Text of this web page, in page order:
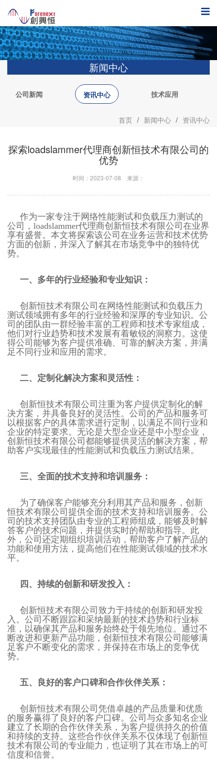
新闻中心
公司新闻 资讯中心 技术应用
首页 / 新闻中心 / 资讯中心
探索loadslammer代理商创新恒技术有限公司的
优势
时间：2023-07-08 来源：
作为一家专注于网络性能测试和负载压力测试的
公司，loadslammer代理商创新恒技术有限公司在业界
享有盛誉。本文将探索该公司在业务运营和技术优势
方面的创新，并深入了解其在市场竞争中的独特优
势。
一、多年的行业经验和专业知识：
创新恒技术有限公司在网络性能测试和负载压力
测试领域拥有多年的行业经验和深厚的专业知识。公
司的团队由一群经验丰富的工程师和技术专家组成，
他们对行业趋势和技术发展有着敏锐的洞察力。这使
得公司能够为客户提供准确、可靠的解决方案，并满
足不同行业和应用的需求。
二、定制化解决方案和灵活性：
创新恒技术有限公司注重为客户提供定制化的解
决方案，并具备良好的灵活性。公司的产品和服务可
以根据客户的具体需求进行定制，以满足不同行业和
企业的特定要求。无论是大型企业还是中小型企业，
创新恒技术有限公司都能够提供灵活的解决方案，帮
助客户实现最佳的性能测试和负载压力测试结果。
三、全面的技术支持和培训服务：
为了确保客户能够充分利用其产品和服务，创新
恒技术有限公司提供全面的技术支持和培训服务。公
司的技术支持团队由专业的工程师组成，能够及时解
答客户的技术问题，并提供实时的帮助和指导。此
外，公司还定期组织培训活动，帮助客户了解产品的
功能和使用方法，提高他们在性能测试领域的技术水
平。
四、持续的创新和研发投入：
创新恒技术有限公司致力于持续的创新和研发投
入。公司不断跟踪和采纳最新的技术趋势和行业标
准，以确保其产品和服务始终处于领先地位。通过不
断改进和更新产品功能，创新恒技术有限公司能够满
足客户不断变化的需求，并保持在市场上的竞争优
势。
五、良好的客户口碑和合作伙伴关系：
创新恒技术有限公司凭借卓越的产品质量和优质
的服务赢得了良好的客户口碑。公司与众多知名企业
建立了长期的合作伙伴关系，为客户提供持久的价值
和持续的支持。这些合作伙伴关系不仅体现了创新恒
技术有限公司的专业能力，也证明了其在市场上的可
信度和信誉。